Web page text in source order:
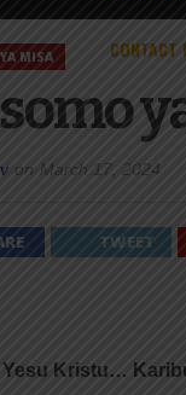
CONTACT
MISA
on March 17, 2024
TWEET
Kristu…